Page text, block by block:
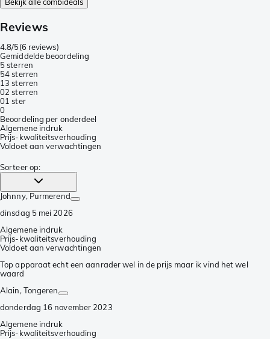
Reviews
4.8/5(6 reviews)
Gemiddelde beoordeling
5 sterren
54 sterren
13 sterren
02 sterren
01 ster
0
Beoordeling per onderdeel
Algemene indruk
Prijs-kwaliteitsverhouding
Voldoet aan verwachtingen
Sorteer op:
Johnny, Purmerend
dinsdag 5 mei 2026
Algemene indruk
Prijs-kwaliteitsverhouding
Voldoet aan verwachtingen
Top apparaat echt een aanrader wel in de prijs maar ik vind het wel
waard
Alain, Tongeren
donderdag 16 november 2023
Algemene indruk
Prijs-kwaliteitsverhouding